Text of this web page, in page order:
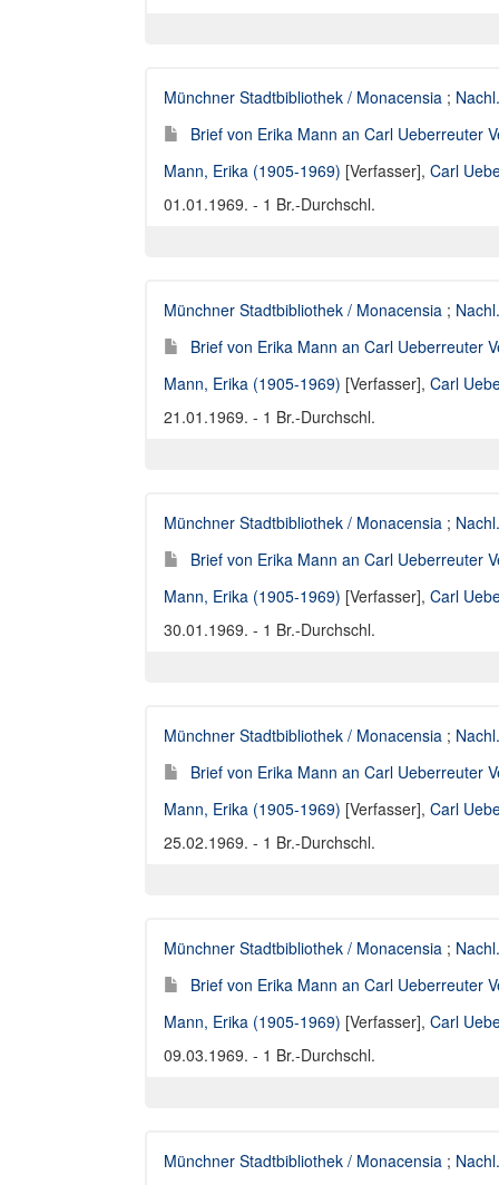
Münchner Stadtbibliothek / Monacensia ;
Brief von Erika Mann an Carl Ueberreuter
Mann, Erika (1905-1969) [Verfasser], Carl
01.01.1969. - 1 Br.-Durchschl.
Münchner Stadtbibliothek / Monacensia ;
Brief von Erika Mann an Carl Ueberreuter
Mann, Erika (1905-1969) [Verfasser], Carl
21.01.1969. - 1 Br.-Durchschl.
Münchner Stadtbibliothek / Monacensia ;
Brief von Erika Mann an Carl Ueberreuter
Mann, Erika (1905-1969) [Verfasser], Carl
30.01.1969. - 1 Br.-Durchschl.
Münchner Stadtbibliothek / Monacensia ;
Brief von Erika Mann an Carl Ueberreuter
Mann, Erika (1905-1969) [Verfasser], Carl
25.02.1969. - 1 Br.-Durchschl.
Münchner Stadtbibliothek / Monacensia ;
Brief von Erika Mann an Carl Ueberreuter
Mann, Erika (1905-1969) [Verfasser], Carl
09.03.1969. - 1 Br.-Durchschl.
Münchner Stadtbibliothek / Monacensia ;